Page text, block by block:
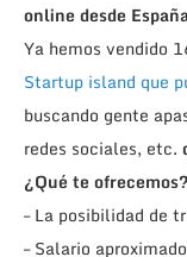
online desde
Ya hemos vendido
Startup island que
buscando gente
redes sociales, etc.
¿Qué te ofrecemos?
– La posibilidad de
– Salario